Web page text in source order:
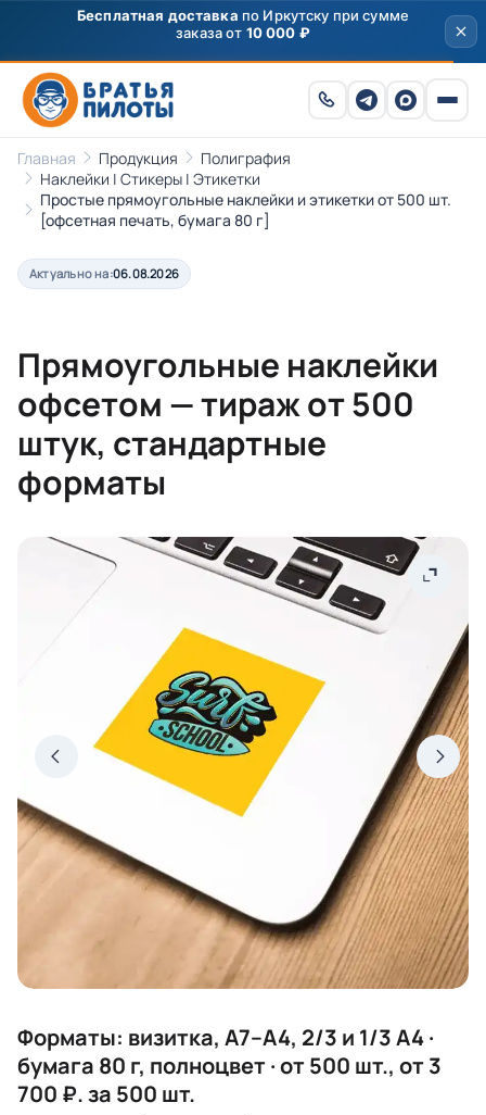
Скидка250 ₽на первый заказ от 3000 ₽ по
промокоду
ПРИВЕТ
Главная Продукция
Полиграфия
Наклейки | Стикеры | Этикетки
Простые прямоугольные наклейки и этикетки от 500 шт.
[офсетная печать, бумага 80 г]
Актуально на:06.08.2026
Прямоугольные наклейки
офсетом — тираж от 500
штук, стандартные
форматы
Форматы: визитка, А7–А4, 2/3 и 1/3 А4 ·
бумага 80 г, полноцвет · от 500 шт., от 3
700 ₽. за 500 шт.